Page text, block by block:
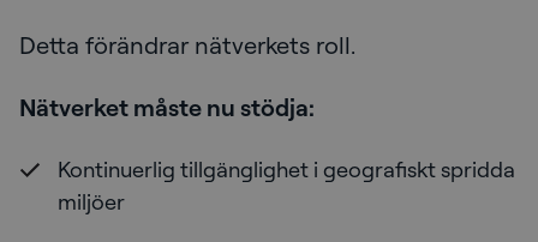
Detta förändrar nätverkets roll.
Nätverket måste nu stödja:
Kontinuerlig tillgänglighet i geografiskt spridda
miljöer